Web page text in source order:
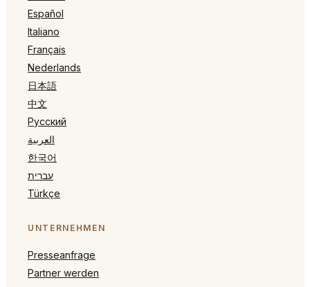
Español
Italiano
Français
Nederlands
日本語
中文
Русский
العربية
한국어
עברית
Türkçe
UNTERNEHMEN
Presseanfrage
Partner werden